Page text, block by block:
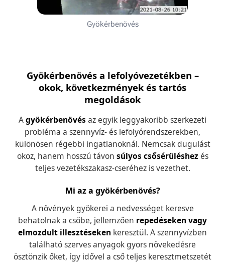
Gyökérbenövés
Gyökérbenövés a lefolyóvezetékben –
okok, következmények és tartós
megoldások
Agyökérbenövés az egyik leggyakoribb szerkezeti
probléma a szennyvíz- és lefolyórendszerekben,
különösen régebbi ingatlanoknál. Nemcsak dugulást
okoz, hanem hosszú távon súlyos csősérüléshezés
teljes vezetékszakasz-cseréhez is vezethet.
Mi az a gyökérbenövés?
A növények gyökerei a nedvességet keresve
behatolnak a csőbe, jellemzően repedéseken vagy
elmozdult illesztéseken keresztül. A szennyvízben
található szerves anyagok gyors növekedésre
ösztönzik őket, így idővel a cső teljes keresztmetszetét